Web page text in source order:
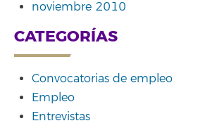
noviembre 2010
CATEGORÍAS
Convocatorias de empleo
Empleo
Entrevistas